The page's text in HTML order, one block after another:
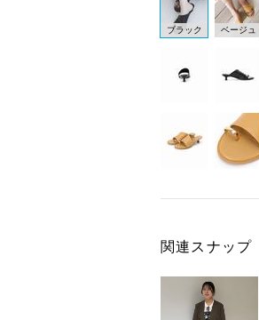
ブラック ベージュ
関連スナップ